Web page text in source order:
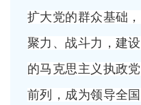
扩大党的群众基础
聚力、战斗力，建
的马克思主义执政
前列，成为领导全